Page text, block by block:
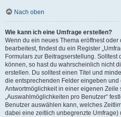
Nach oben
Wie kann ich eine Umfrage erstellen?
Wenn du ein neues Thema eröffnest
bearbeitest, findest du ein Register
Formulars zur Beitragserstellung. Solltest
können, so hast du wahrscheinlich nicht
erstellen. Du solltest einen Titel und
die entsprechenden Felder eingeben
Antwortmöglichkeit in einer eigenen Zeile
„Auswahlmöglichkeiten pro Benutzer“
Benutzer auswählen kann, welches
dabei eine zeitlich unbegrenzte